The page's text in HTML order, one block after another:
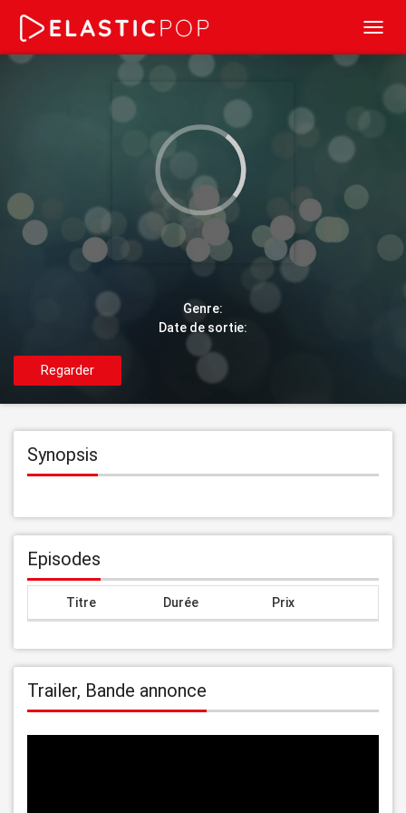
Genre:
Date de sortie:
Regarder
Synopsis
Episodes
Titre Durée Prix
Trailer, Bande annonce